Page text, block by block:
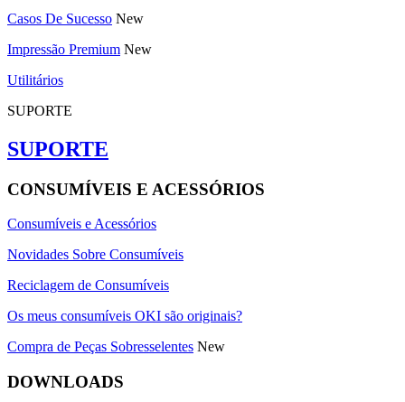
Casos De Sucesso New
Impressão Premium New
Utilitários
SUPORTE
SUPORTE
CONSUMÍVEIS E ACESSÓRIOS
Consumíveis e Acessórios
Novidades Sobre Consumíveis
Reciclagem de Consumíveis
Os meus consumíveis OKI são originais?
Compra de Peças Sobresselentes New
DOWNLOADS